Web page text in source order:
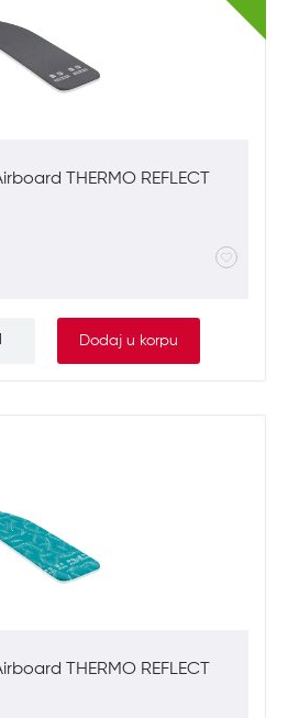
Dodaj u korpu
THERMO REFLECT
THERMO REFLECT